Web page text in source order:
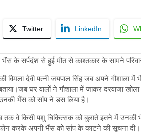
Twitter LinkedIn
के सर्पदंश से हुई मौत से काश्तकार के सामने
विमला देवी पत्नी जयपाल सिंह जब अपने
घर वालों ने गौशाला में जाकर दरवाजा
भैंस को सांप ने डस लिया है।
तक वे किसी पशु चिकित्सक को बुलाते इतने में उनकी
करके अपनी भैंस को सांप के काटने की सूचना